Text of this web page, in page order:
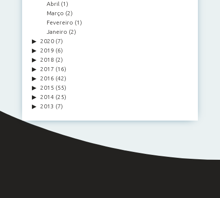
Abril (1)
Março (2)
Fevereiro (1)
Janeiro (2)
2020(7)
2019 (6)
2018 (2)
2017 (16)
2016 (42)
2015 (55)
2014 (25)
2013 (7)